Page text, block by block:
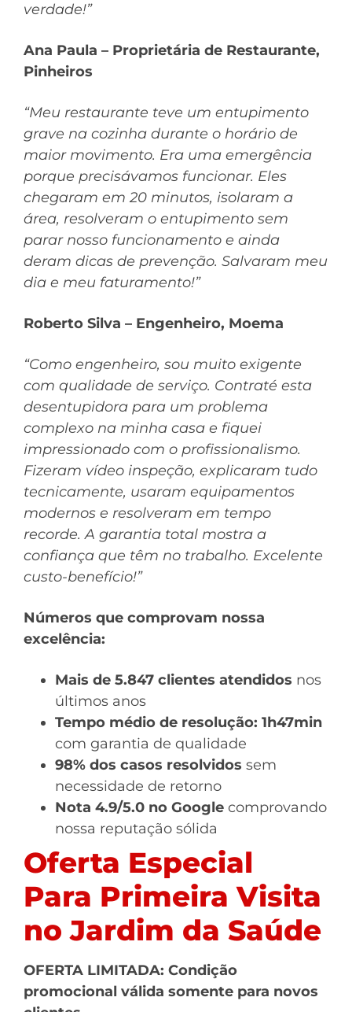
verdade!”
Ana Paula – Proprietária de Restaurante,
Pinheiros
“Meu restaurante teve um entupimento
grave na cozinha durante o horário de
maior movimento. Era uma emergência
porque precisávamos funcionar. Eles
chegaram em 20 minutos, isolaram a
área, resolveram o entupimento sem
parar nosso funcionamento e ainda
deram dicas de prevenção. Salvaram meu
dia e meu faturamento!”
Roberto Silva – Engenheiro, Moema
“Como engenheiro, sou muito exigente
com qualidade de serviço. Contraté esta
desentupidora para um problema
complexo na minha casa e fiquei
impressionado com o profissionalismo.
Fizeram vídeo inspeção, explicaram tudo
tecnicamente, usaram equipamentos
modernos e resolveram em tempo
recorde. A garantia total mostra a
confiança que têm no trabalho. Excelente
custo-benefício!”
Números que comprovam nossa
excelência:
Mais de 5.847 clientes atendidos nos
últimos anos
Tempo médio de resolução: 1h47min
com garantia de qualidade
98% dos casos resolvidos sem
necessidade de retorno
Nota 4.9/5.0 no Google comprovando
nossa reputação sólida
Oferta Especial
Para Primeira Visita
no Jardim da Saúde
OFERTA LIMITADA: Condição
promocional válida somente para novos